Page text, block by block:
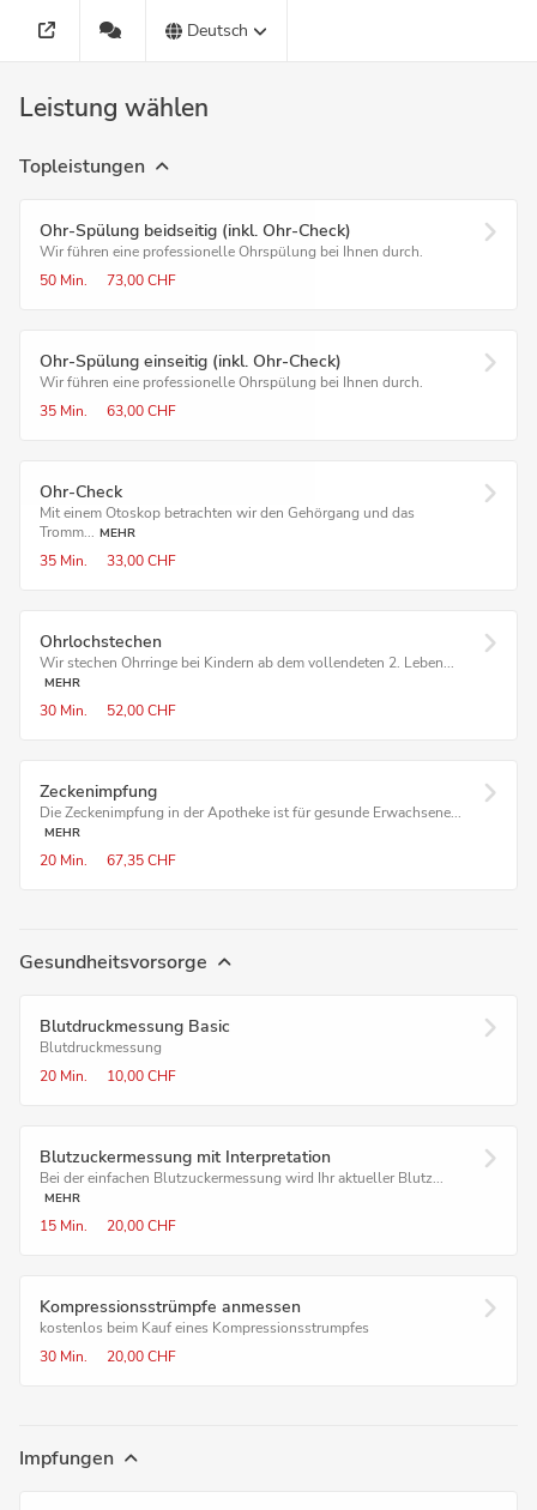
Deutsch
Leistung wählen
Topleistungen
Ohr-Spülung beidseitig (inkl. Ohr-Check)
Wir führen eine professionelle Ohrspülung bei Ihnen durch.
50 Min.
73,00 CHF
Ohr-Spülung einseitig (inkl. Ohr-Check)
Wir führen eine professionelle Ohrspülung bei Ihnen durch.
35 Min.
63,00 CHF
Ohr-Check
Mit einem Otoskop betrachten wir den Gehörgang und das
Tromm... MEHR
35 Min. 33,00 CHF
Ohrlochstechen
Wir stechen Ohrringe bei Kindern ab dem vollendeten 2. Leben...
MEHR
30 Min. 52,00 CHF
Zeckenimpfung
Die Zeckenimpfung in der Apotheke ist für gesunde Erwachsene...
MEHR
20 Min. 67,35 CHF
Gesundheitsvorsorge
Blutdruckmessung Basic
Blutdruckmessung
20 Min.
10,00 CHF
Blutzucker­messung mit Interpretation
Bei der einfachen Blutzuckermessung wird Ihr aktueller Blutz...
MEHR
15 Min. 20,00 CHF
Kompressions­strümpfe anmessen
kostenlos beim Kauf eines Kompressionsstrumpfes
30 Min.
20,00 CHF
Impfungen